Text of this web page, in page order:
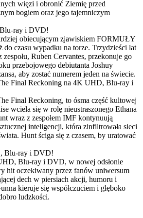
więzi i obronić Ziemię przed
bogiem oraz jego tajemniczym
ray i DVD!
obiecującym zjawiskiem FORMUŁY
do czasu wypadku na torze. Trzydzieści lat
Ruben Cervantes, przekonuje go
przebojowego debiutanta Joshuy
aby zostać numerem jeden na świecie.
Final Reckoning na 4K UHD, Blu-ray i
Final Reckoning, to ósma część kultowej
wciela się w rolę nieustraszonego Ethana
wraz z zespołem IMF kontynuują
inteligencji, która zinfiltrowała sieci
Hunt ściga się z czasem, by uratować
Blu-ray i DVD!
Blu-ray i DVD, w nowej odsłonie
hit oczekiwany przez fanów uniwersum
dech w piersiach akcji, humoru i
kieruje się współczuciem i głęboko
ludzkości.